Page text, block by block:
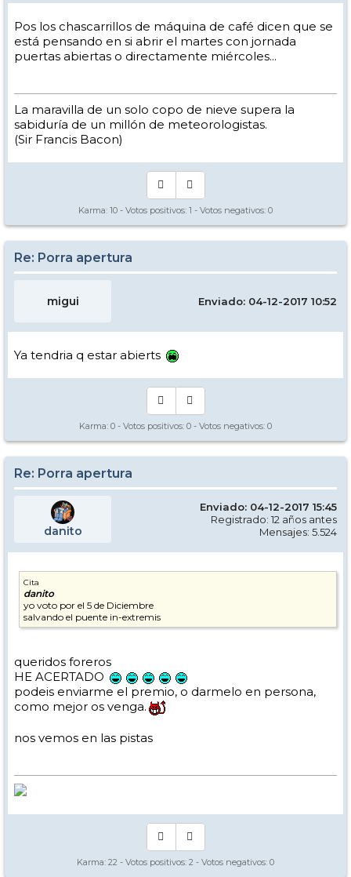
Pos los chascarrillos de máquina de café dicen que se
está pensando en si abrir el martes con jornada
puertas abiertas o directamente miércoles...
La maravilla de un solo copo de nieve supera la
sabiduría de un millón de meteorologistas.
(Sir Francis Bacon)
Karma: 10 - Votos positivos: 1 - Votos negativos: 0
Re: Porra apertura
migui Enviado: 04-12-2017 10:52
Ya tendria q estar abierts
Karma: 0 - Votos positivos: 0 - Votos negativos: 0
Re: Porra apertura
danito
Enviado: 04-12-2017 15:45
Registrado: 12 años antes
Mensajes: 5.524
Cita
danito
yo voto por el 5 de Diciembre
salvando el puente in-extremis
queridos foreros
HE ACERTADO
podeis enviarme el premio, o darmelo en persona,
como mejor os venga.
nos vemos en las pistas
Karma: 22 - Votos positivos: 2 - Votos negativos: 0